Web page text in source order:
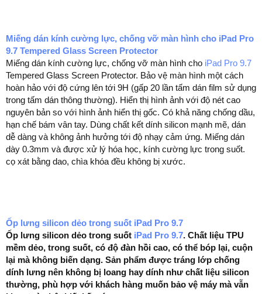
Miếng dán kính cường lực, chống vỡ màn hình cho iPad Pro
9.7 Tempered Glass Screen Protector
Miếng dán kính cường lực, chống vỡ màn hình cho iPad Pro 9.7
Tempered Glass Screen Protector. Bảo vệ màn hình một cách
hoàn hảo với độ cứng lên tới 9H (gấp 20 lần tấm dán film sử dụng
trong tấm dán thông thường). Hiển thị hình ảnh với độ nét cao
nguyên bản so với hình ảnh hiển thị gốc. Có khả năng chống dầu,
hạn chế bám vân tay. Dùng chất kết dính silicon mạnh mẽ, dán
dễ dàng và không ảnh hưởng tới độ nhạy cảm ứng. Miếng dán
dày 0.3mm và được xử lý hóa học, kính cường lực trong suốt.
cọ xát bằng dao, chìa khóa đều không bị xước.
Ốp lưng silicon dẻo trong suốt iPad Pro 9.7
Ốp lưng silicon dẻo trong suốt iPad Pro 9.7. Chất liệu TPU
mềm dẻo, trong suốt, có độ đàn hồi cao, có thể bóp lại, cuộn
lại mà không biến dạng. Sản phẩm được tráng lớp chống
dính lưng nên không bị loang hay dính như chất liệu silicon
thường, phù hợp với khách hàng muốn bảo vệ máy mà vẫn